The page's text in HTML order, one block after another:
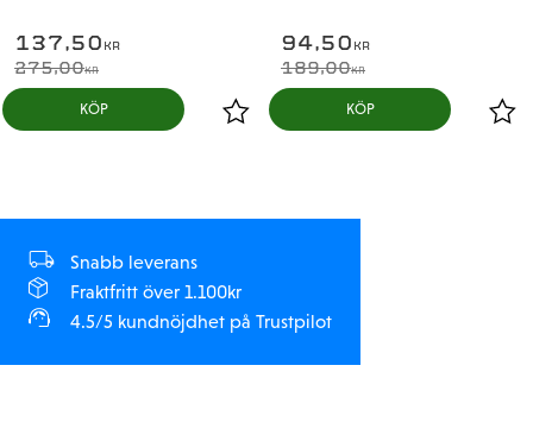
137,50 KR
275,00KR
KÖP
94,50 KR
189,00KR
KÖP
Snabb leverans
Fraktfritt över 1.100kr
4.5/5 kundnöjdhet på Trustpilot